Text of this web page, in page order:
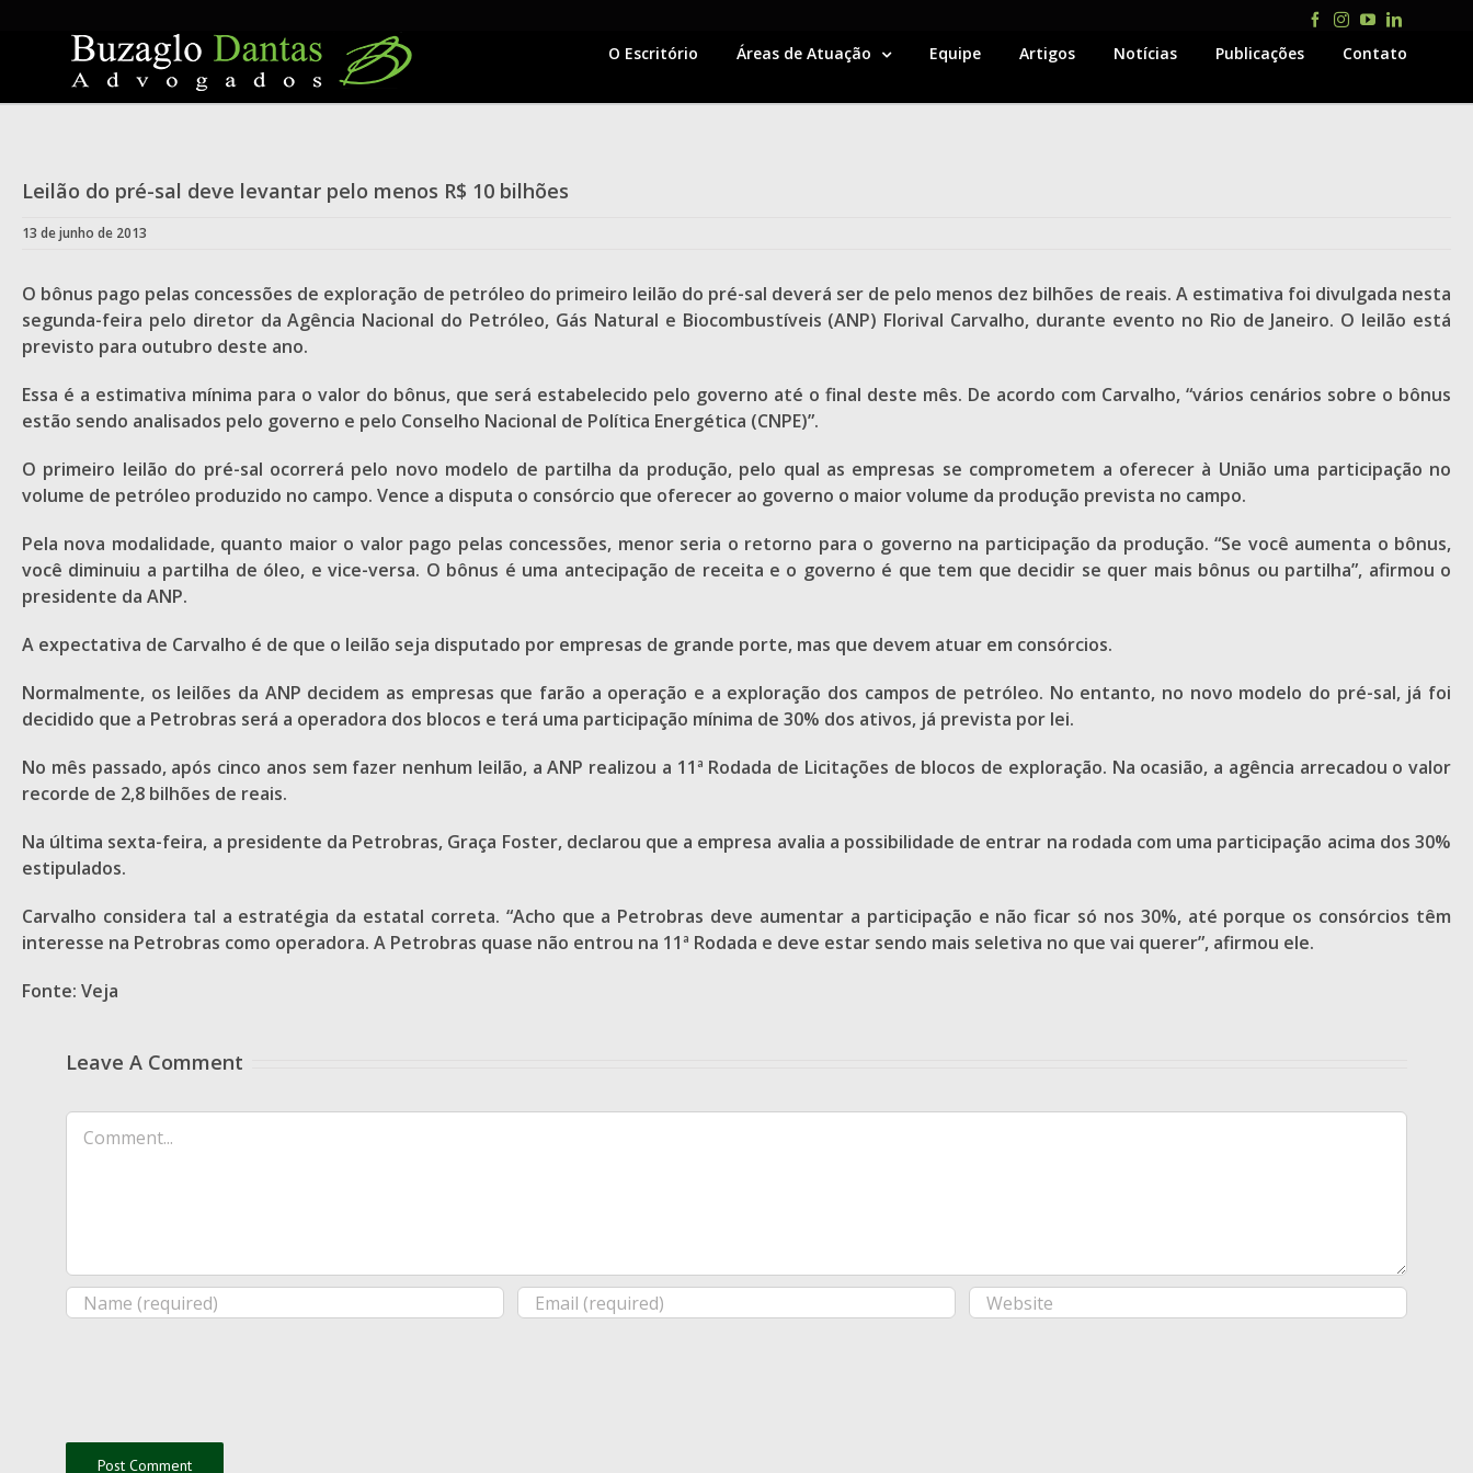
Facebook
Instagram
YouTubeLinkedIn
O Escritório Áreas de Atuação Equipe Artigos Notícias Publicações Contato
Leilão do pré-sal deve levantar pelo menos R$ 10 bilhões
13 de junho de 2013
O bônus pago pelas concessões de exploração de petróleo do primeiro leilão do pré-sal deverá ser de pelo menos dez bilhões de reais. A estimativa foi divulgada nesta
segunda-feira pelo diretor da Agência Nacional do Petróleo, Gás Natural e Biocombustíveis (ANP) Florival Carvalho, durante evento no Rio de Janeiro. O leilão está
previsto para outubro deste ano.
Essa é a estimativa mínima para o valor do bônus, que será estabelecido pelo governo até o final deste mês. De acordo com Carvalho, “vários cenários sobre o bônus
estão sendo analisados pelo governo e pelo Conselho Nacional de Política Energética (CNPE)”.
O primeiro leilão do pré-sal ocorrerá pelo novo modelo de partilha da produção, pelo qual as empresas se comprometem a oferecer à União uma participação no
volume de petróleo produzido no campo. Vence a disputa o consórcio que oferecer ao governo o maior volume da produção prevista no campo.
Pela nova modalidade, quanto maior o valor pago pelas concessões, menor seria o retorno para o governo na participação da produção. “Se você aumenta o bônus,
você diminuiu a partilha de óleo, e vice-versa. O bônus é uma antecipação de receita e o governo é que tem que decidir se quer mais bônus ou partilha”, afirmou o
presidente da ANP.
A expectativa de Carvalho é de que o leilão seja disputado por empresas de grande porte, mas que devem atuar em consórcios.
Normalmente, os leilões da ANP decidem as empresas que farão a operação e a exploração dos campos de petróleo. No entanto, no novo modelo do pré-sal, já foi
decidido que a Petrobras será a operadora dos blocos e terá uma participação mínima de 30% dos ativos, já prevista por lei.
No mês passado, após cinco anos sem fazer nenhum leilão, a ANP realizou a 11ª Rodada de Licitações de blocos de exploração. Na ocasião, a agência arrecadou o valor
recorde de 2,8 bilhões de reais.
Na última sexta-feira, a presidente da Petrobras, Graça Foster, declarou que a empresa avalia a possibilidade de entrar na rodada com uma participação acima dos 30%
estipulados.
Carvalho considera tal a estratégia da estatal correta. “Acho que a Petrobras deve aumentar a participação e não ficar só nos 30%, até porque os consórcios têm
interesse na Petrobras como operadora. A Petrobras quase não entrou na 11ª Rodada e deve estar sendo mais seletiva no que vai querer”, afirmou ele.
Fonte: Veja
Leave A Comment
Comment